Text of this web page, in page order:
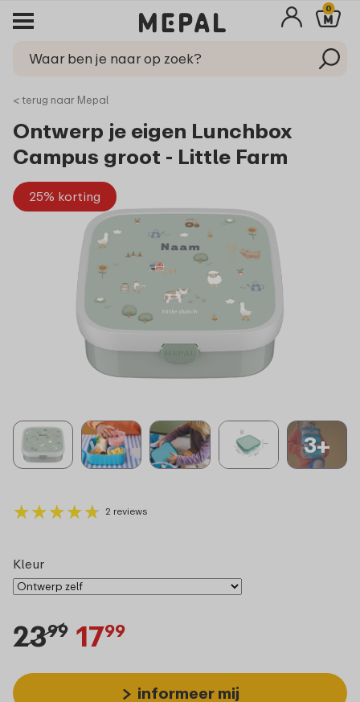
0
< terug naar Mepal
Ontwerp je eigen Lunchbox
Campus groot - Little Farm
25% korting
3+
★★★★★
★★★★★ 2 reviews
Kleur
2399 1799
informeer mij